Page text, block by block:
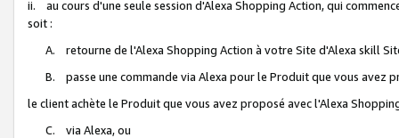
ii. au cours d'une seule session d'Alexa Shopping Action, qui
soit :
A. retourne de l'Alexa Shopping Action à votre Site d'Alexa skill
B. passe une commande via Alexa pour le Produit que vous avez
le client achète le Produit que vous avez proposé avec l'Alexa
C. via Alexa, ou